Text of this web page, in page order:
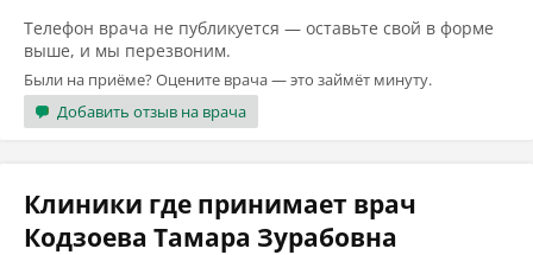
Телефон врача не публикуется — оставьте свой в форме
выше, и мы перезвоним.
Были на приёме? Оцените врача — это займёт минуту.
Добавить отзыв на врача
Клиники где принимает врач
Кодзоева Тамара Зурабовна